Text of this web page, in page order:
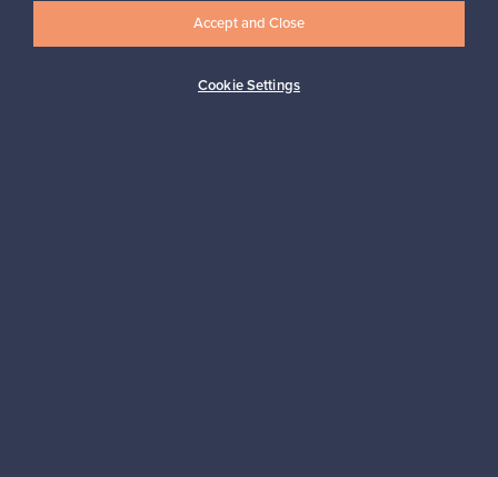
Cookie Settings
Accept and Close